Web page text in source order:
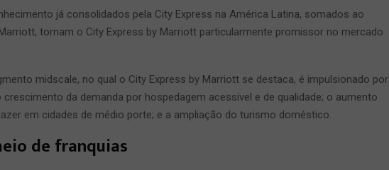
já consolidados pela City Express na América Latina, somados ao
tornam o City Express by Marriott particularmente promissor no mercado
midscale, no qual o City Express by Marriott se destaca, é impulsionado por
da demanda por hospedagem acessível e de qualidade; o aumento
em cidades de médio porte; e a ampliação do turismo doméstico.
de franquias